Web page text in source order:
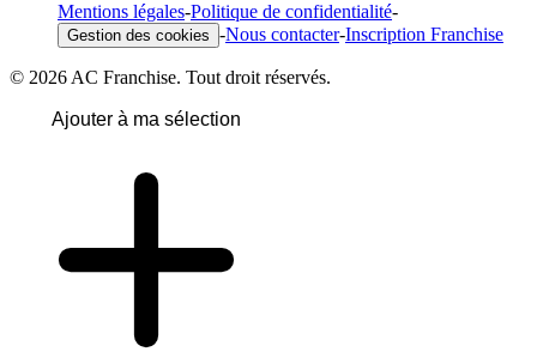
Mentions légales-Politique de confidentialité-
Gestion des cookies -Nous contacter-Inscription Franchise
© 2026 AC Franchise. Tout droit réservés.
Ajouter à ma sélection